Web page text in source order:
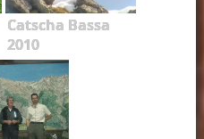
Catscha Bassa
2010